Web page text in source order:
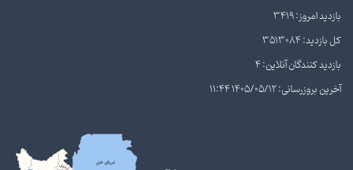
بازدید امروز: 3419
کل بازدید: 3513084
بازدید کنندگان آنلاین: 4
آخرین بروزرسانی: 1405/05/12 11:44